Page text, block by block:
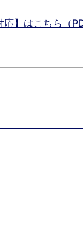
応】はこちら（